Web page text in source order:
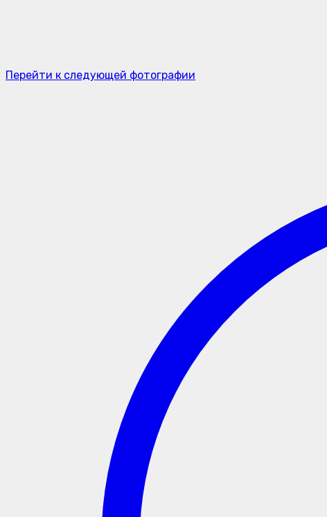
Перейти к следующей фотографии